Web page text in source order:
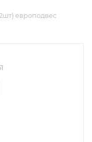
европодвес